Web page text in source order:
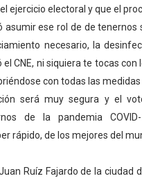
la economía comunal en
plan de bacheo
con éxito el taller
Iahula celebra la
"Venezuela Ríe 2026"
reúne a diversos
ejercicio electoral y que el
asumir ese rol de de
necesario, la
CNE, ni siquiera te tocas
con todas las
será muy segura y el
de la pandemia
rápido, de los mejores del
Ruíz Fajardo de la